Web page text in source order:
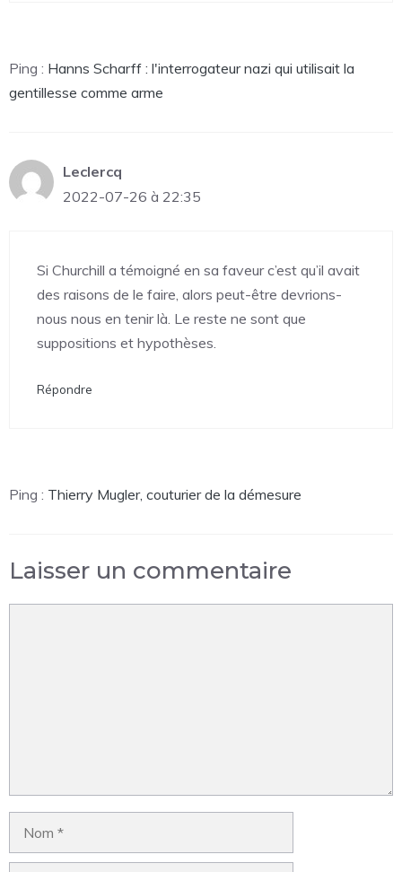
Ping : Hanns Scharff : l'interrogateur nazi qui utilisait la
gentillesse comme arme
Leclercq
2022-07-26 à 22:35
Si Churchill a témoigné en sa faveur c’est qu’il avait
des raisons de le faire, alors peut-être devrions-
nous nous en tenir là. Le reste ne sont que
suppositions et hypothèses.
Répondre
Ping : Thierry Mugler, couturier de la démesure
Laisser un commentaire